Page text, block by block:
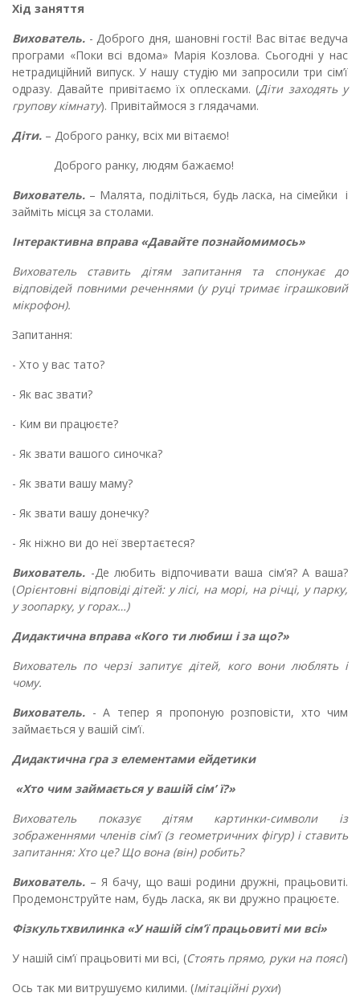
Хід заняття
Вихователь. - Доброго дня, шановні гості! Вас вітає ведуча
програми «Поки всі вдома» Марія Козлова. Сьогодні у нас
нетрадиційний випуск. У нашу студію ми запросили три сім’ї
одразу. Давайте привітаємо їх оплесками. (Діти заходять у
групову кімнату). Привітаймося з глядачами.
Діти. – Доброго ранку, всіх ми вітаємо!
Доброго ранку, людям бажаємо!
Вихователь. – Малята, поділіться, будь ласка, на сімейки і
займіть місця за столами.
Інтерактивна вправа «Давайте познайомимось»
Вихователь ставить дітям запитання та спонукає до
відповідей повними реченнями (у руці тримає іграшковий
мікрофон).
Запитання:
- Хто у вас тато?
- Як вас звати?
- Ким ви працюєте?
- Як звати вашого синочка?
- Як звати вашу маму?
- Як звати вашу донечку?
- Як ніжно ви до неї звертаєтеся?
Вихователь. -Де любить відпочивати ваша сім’я? А ваша?
(Орієнтовні відповіді дітей: у лісі, на морі, на річці, у парку,
у зоопарку, у горах…)
Дидактична вправа «Кого ти любиш і за що?»
Вихователь по черзі запитує дітей, кого вони люблять і
чому.
Вихователь. - А тепер я пропоную розповісти, хто чим
займається у вашій сім’ї.
Дидактична гра з елементами ейдетики
«Хто чим займається у вашій сім’ї?»
Вихователь показує дітям картинки-символи із
зображеннями членів сім’ї (з геометричних фігур) і ставить
запитання: Хто це? Що вона (він) робить?
Вихователь. – Я бачу, що ваші родини дружні, працьовиті.
Продемонструйте нам, будь ласка, як ви дружно працюєте.
Фізкультхвилинка «У нашій сім’ї працьовиті ми всі»
У нашій сім’ї працьовиті ми всі, (Стоять прямо, руки на поясі)
Ось так ми витрушуємо килими. (Імітаційні рухи)